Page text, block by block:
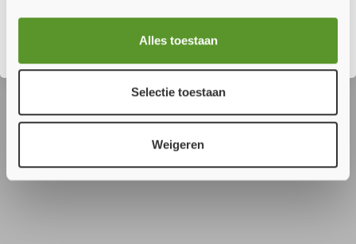
Alles toestaan
Selectie toestaan
Weigeren
10.0 - A1 Corex
Vanaf€ 17,42m²
20.1 - Hempacore AQ
48860
Vanaf€ 22,28kg
Sluiten